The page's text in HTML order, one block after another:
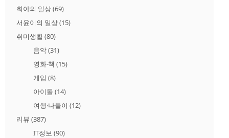
희야의 일상(69)
서윤이의 일상(15)
취미생활(80)
음악(31)
영화·책 (15)
게임 (8)
아이돌 (14)
여행·나들이 (12)
리뷰 (387)
IT정보 (90)